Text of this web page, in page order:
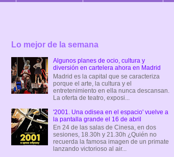
Lo mejor de la semana
Algunos planes de ocio, cultura y
diversión en cartelera ahora en Madrid
Madrid es la capital que se caracteriza
porque el arte, la cultura y el
entretenimiento en ella nunca descansan.
La oferta de teatro, exposi...
'2001. Una odisea en el espacio' vuelve a
la pantalla grande el 16 de abril
En 24 de las salas de Cinesa, en dos
sesiones, 18.30h y 21.30h ¿Quién no
recuerda la famosa imagen de un primate
lanzando victorioso al air...